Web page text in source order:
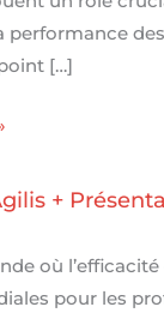
performance
[…]
+
où
pour les